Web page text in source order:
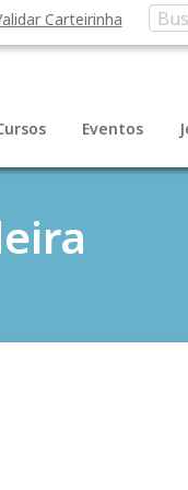
Carteirinha
Eventos